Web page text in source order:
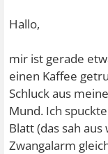
Hallo,
mir ist gerade
einen Kaffee
Schluck aus
Mund. Ich
Blatt (das sah
Zwangalarm